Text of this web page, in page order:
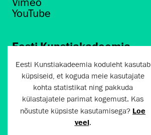
YouTube
Eesti Kunstiakadeemia
Põhja puiestee 7
Tallinn 10412
artun@artun.ee
+372 6267301
Liitu uudiskirjaga!
Eesti Kunstiakadeemia koduleht kasutab
küpsiseid, et koguda meie kasutajate
kohta statistikat ning pakkuda
külastajatele parimat kogemust. Kas
nõustute küpsiste kasutamisega? Loe
veel.